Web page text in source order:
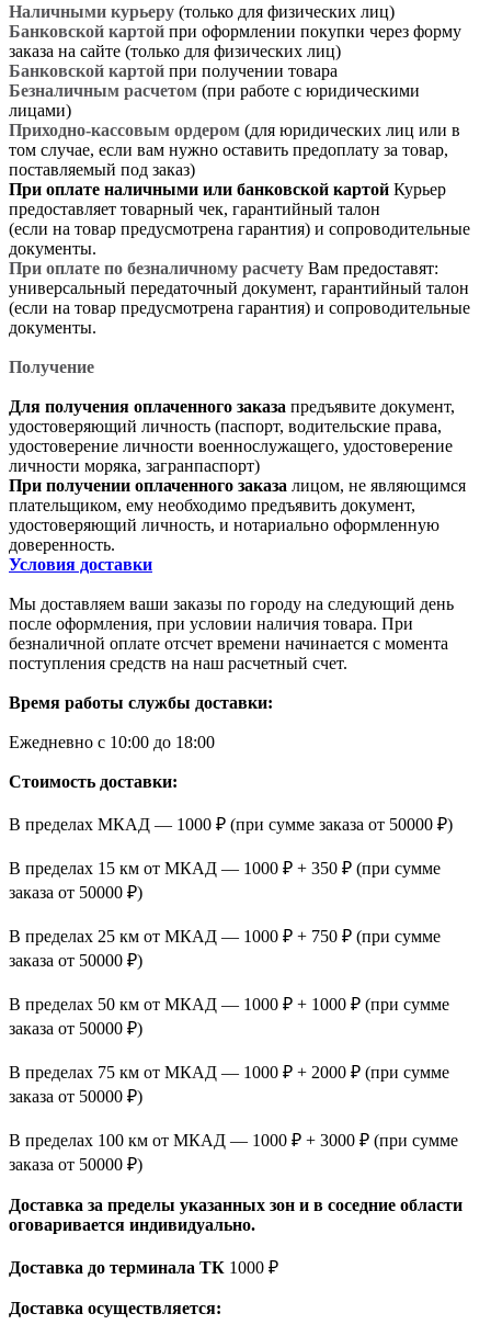
Наличными курьеру (только для физических лиц)
Банковской картой при оформлении покупки через форму
заказа на сайте (только для физических лиц)
Банковской картой при получении товара
Безналичным расчетом (при работе с юридическими
лицами)
Приходно-кассовым ордером (для юридических лиц или в
том случае, если вам нужно оставить предоплату за товар,
поставляемый под заказ)
При оплате наличными или банковской картой Курьер
предоставляет товарный чек, гарантийный талон
(если на товар предусмотрена гарантия) и сопроводительные
документы.
При оплате по безналичному расчету Вам предоставят:
универсальный передаточный документ, гарантийный талон
(если на товар предусмотрена гарантия) и сопроводительные
документы.
Получение
Для получения оплаченного заказа предъявите документ,
удостоверяющий личность (паспорт, водительские права,
удостоверение личности военнослужащего, удостоверение
личности моряка, загранпаспорт)
При получении оплаченного заказа лицом, не являющимся
плательщиком, ему необходимо предъявить документ,
удостоверяющий личность, и нотариально оформленную
доверенность.
Условия доставки
Мы доставляем ваши заказы по городу на следующий день
после оформления, при условии наличия товара. При
безналичной оплате отсчет времени начинается с момента
поступления средств на наш расчетный счет.
Время работы службы доставки:
Ежедневно с 10:00 до 18:00
Стоимость доставки:
В пределах МКАД — 1000 ₽ (при сумме заказа от 50000 ₽)
В пределах 15 км от МКАД — 1000 ₽ + 350 ₽ (при сумме
заказа от 50000 ₽)
В пределах 25 км от МКАД — 1000 ₽ + 750 ₽ (при сумме
заказа от 50000 ₽)
В пределах 50 км от МКАД — 1000 ₽ + 1000 ₽ (при сумме
заказа от 50000 ₽)
В пределах 75 км от МКАД — 1000 ₽ + 2000 ₽ (при сумме
заказа от 50000 ₽)
В пределах 100 км от МКАД — 1000 ₽ + 3000 ₽ (при сумме
заказа от 50000 ₽)
Доставка за пределы указанных зон и в соседние области
оговаривается индивидуально.
Доставка до терминала ТК 1000 ₽
Доставка осуществляется: